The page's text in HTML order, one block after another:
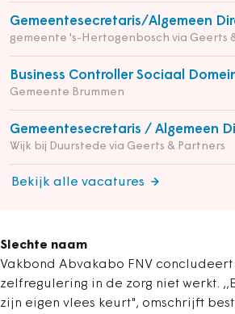
Gemeentesecretaris/Algemeen
gemeente 's-Hertogenbosch via Geerts
Business Controller Sociaal
Gemeente Brummen
Gemeentesecretaris / Algemeen
Wijk bij Duurstede via Geerts & Partners
Bekijk alle vacatures
Slechte naam
Vakbond Abvakabo FNV
zelfregulering in de zorg niet werkt.
zijn eigen vlees keurt", omschrijft